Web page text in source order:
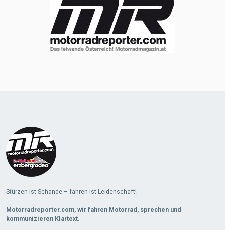
Stürzen ist Schande – fahren ist Leidenschaft!
Motorradreporter.com, wir fahren Motorrad, sprechen und
kommunizieren Klartext.